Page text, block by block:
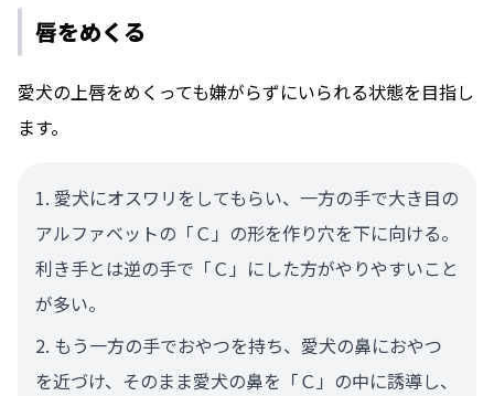
唇をめくる
愛犬の上唇をめくっても嫌がらずにいられる状態を目指し
ます。
愛犬にオスワリをしてもらい、一方の手で大き目の
アルファベットの「Ｃ」の形を作り穴を下に向ける。
利き手とは逆の手で「Ｃ」にした方がやりやすいこと
が多い。
もう一方の手でおやつを持ち、愛犬の鼻におやつ
を近づけ、そのまま愛犬の鼻を「Ｃ」の中に誘導し、